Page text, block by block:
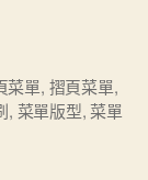
菜單, 摺頁菜單,
, 菜單版型,菜單